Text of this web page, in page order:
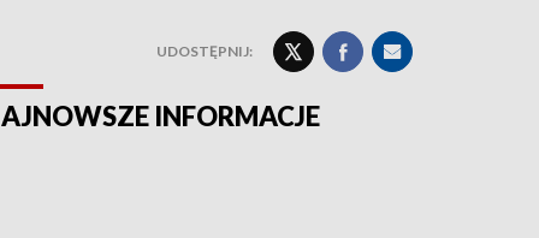
UDOSTĘPNIJ:
INFORMACJE